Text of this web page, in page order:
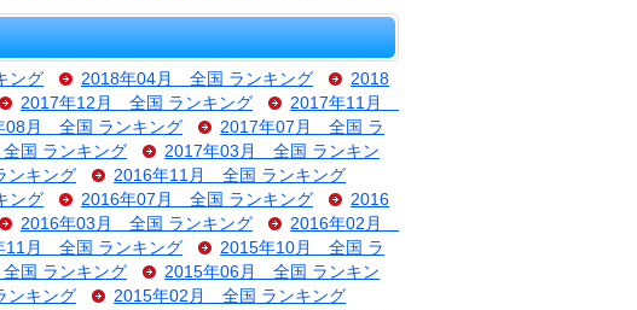
ング 2018年04月 全国 ランキング
2018
2017年12月 全国 ランキング
2017年11月
08月 全国 ランキング
2017年07月 全国 ラ
国 ランキング
2017年03月 全国 ランキン
キング
2016年11月 全国 ランキング
ング 2016年07月 全国 ランキング
2016
2016年03月 全国 ランキング
2016年02月
11月 全国 ランキング
2015年10月 全国 ラ
国 ランキング
2015年06月 全国 ランキン
キング
2015年02月 全国 ランキング